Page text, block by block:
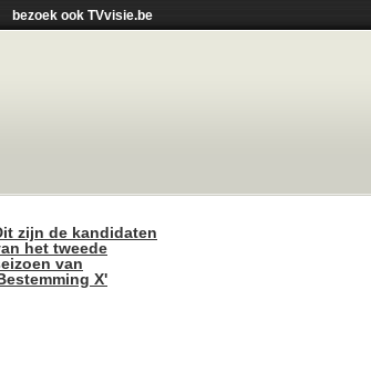
bezoek ook TVvisie.be
zijn de kandidaten
het tweede
van
X'